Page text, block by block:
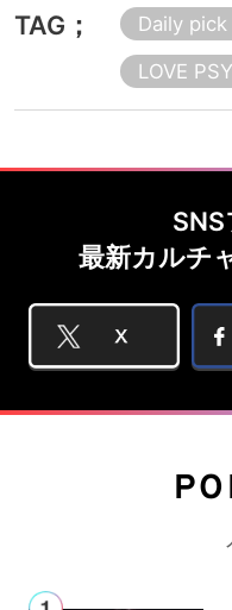
TAG；
Daily
LOVE
最新カルチ